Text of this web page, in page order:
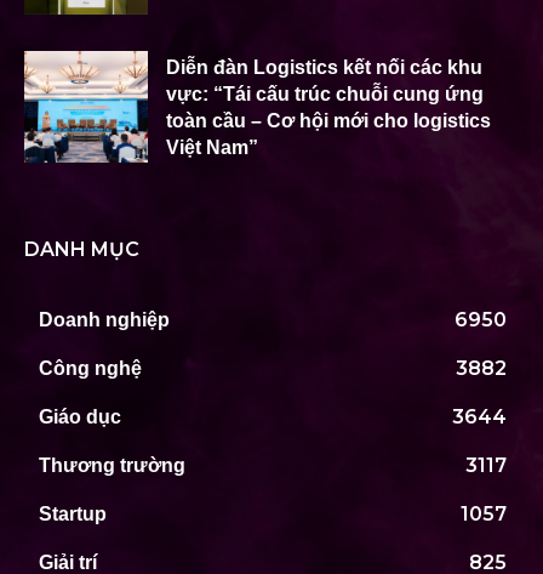
Diễn đàn Logistics kết nối các khu
vực: “Tái cấu trúc chuỗi cung ứng
toàn cầu – Cơ hội mới cho logistics
Việt Nam”
DANH MỤC
Doanh nghiệp 6950
Công nghệ 3882
Giáo dục 3644
Thương trường 3117
Startup 1057
Giải trí 825